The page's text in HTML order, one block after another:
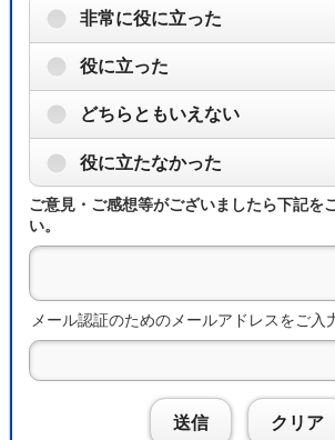
非常に役に立った
役に立った
どちらともいえない
役に立たなかった
ご意見・ご感想等がございましたら下記を
い。
メール認証のためのメールアドレスをご入
送信 クリア